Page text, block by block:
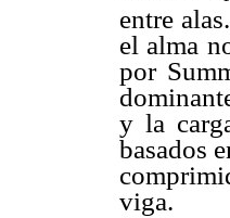
entre
el alma
por
y la
basados
viga.